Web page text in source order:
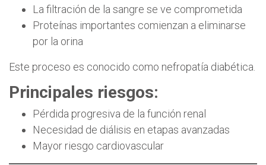
La filtración de la sangre se ve comprometida
Proteínas importantes comienzan a eliminarse
por la orina
Este proceso es conocido como nefropatía diabética.
Principales riesgos:
Pérdida progresiva de la función renal
Necesidad de diálisis en etapas avanzadas
Mayor riesgo cardiovascular